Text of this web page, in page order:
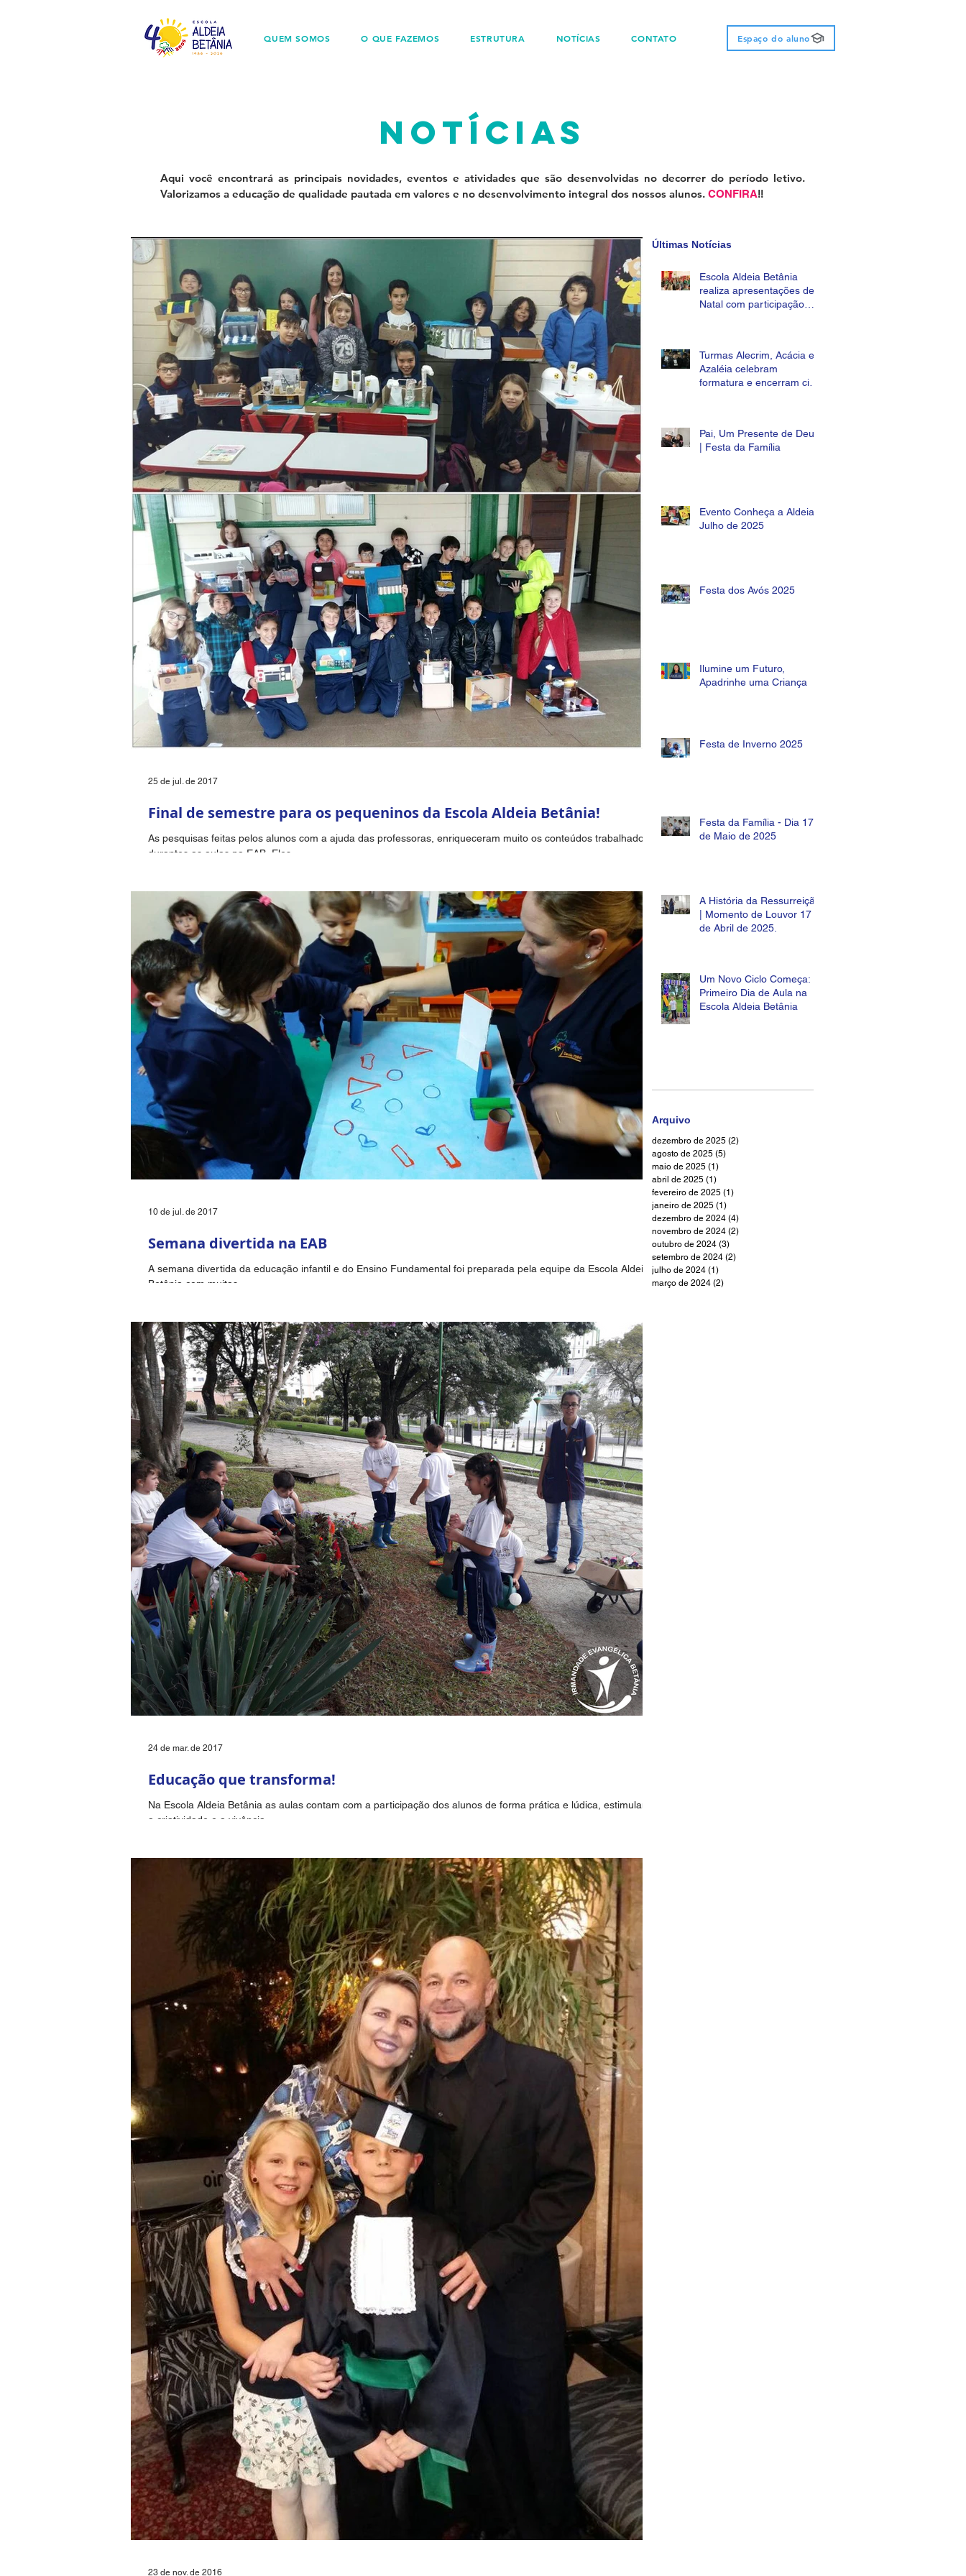
QUEM SOMOS O QUE FAZEMOS ESTRUTURA NOTÍCIAS CONTATO Espaço do aluno
notícias
Aqui você encontrará as principais novidades, eventos e atividades que são desenvolvidas no decorrer do período letivo.
Valorizamos a educação de qualidade pautada em valores e no desenvolvimento integral dos nossos alunos. CONFIRA!!
Final de semestre para os pequeninos da Escola Aldeia Betânia!
As pesquisas feitas pelos alunos com a ajuda das professoras, enriqueceram muito os conteúdos trabalhados
durantes as aulas na EAB. Eles...
25 de jul. de 2017
Semana divertida na EAB
A semana divertida da educação infantil e do Ensino Fundamental foi preparada pela equipe da Escola Aldeia
Betânia com muitas...
10 de jul. de 2017
Educação que transforma!
Na Escola Aldeia Betânia as aulas contam com a participação dos alunos de forma prática e lúdica, estimulando
a criatividade e a vivência...
24 de mar. de 2017
23 de nov. de 2016
Últimas Notícias
Escola Aldeia Betânia
realiza apresentações de
Natal com participação
Turmas Alecrim, Acácia e
Azaléia celebram
formatura e encerram ciclo
Pai, Um Presente de Deus
| Festa da Família
Evento Conheça a Aldeia |
Julho de 2025
Festa dos Avós 2025
Ilumine um Futuro,
Apadrinhe uma Criança
Festa de Inverno 2025
Festa da Família - Dia 17
de Maio de 2025
A História da Ressurreição
| Momento de Louvor 17
de Abril de 2025.
Um Novo Ciclo Começa:
Primeiro Dia de Aula na
Escola Aldeia Betânia
Arquivo
dezembro de 2025 (2)
agosto de 2025 (5)
maio de 2025 (1)
abril de 2025 (1)
fevereiro de 2025 (1)
janeiro de 2025 (1)
dezembro de 2024 (4)
novembro de 2024 (2)
outubro de 2024 (3)
setembro de 2024 (2)
julho de 2024 (1)
março de 2024 (2)